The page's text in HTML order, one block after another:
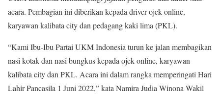
acara. Pembagian ini diberikan kepada driver ojek online,
karyawan kalibata city dan pedagang kaki lima (PKL).
“Kami Ibu-Ibu Partai UKM Indonesia turun ke jalan membagikan
nasi kotak dan nasi bungkus kepada ojek online, karyawan
kalibata city dan PKL. Acara ini dalam rangka memperingati Hari
Lahir Pancasila 1 Juni 2022,” kata Namira Judia Winona Wakil